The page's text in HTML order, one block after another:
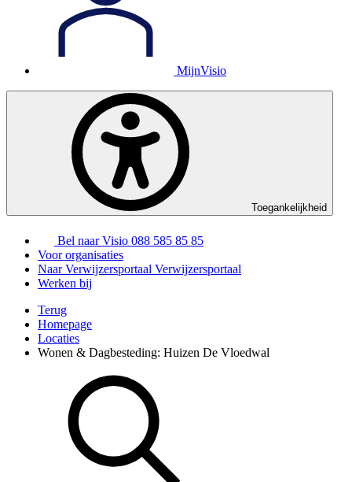
MijnVisio
Toegankelijkheid
Bel naar Visio 088 585 85 85
Voor organisaties
Naar Verwijzersportaal Verwijzersportaal
Werken bij
Terug
Homepage
Locaties
Wonen & Dagbesteding: Huizen De Vloedwal